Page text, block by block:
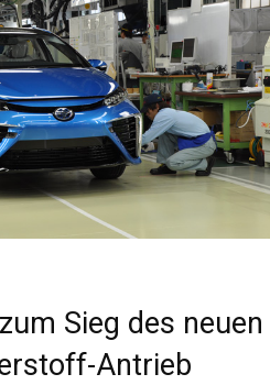
Sieg des neuen
Antrieb